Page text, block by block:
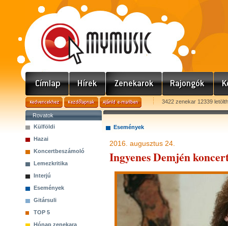
3422 zenekar 12339
Rovatok
Külföldi
Hazai
Koncertbeszámoló
Lemezkritika
Interjú
Események
Gitársuli
TOP 5
Hónap zenekara
Események
2016. augusztus 24.
Ingyenes Demjén